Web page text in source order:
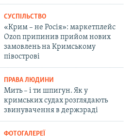
СУСПІЛЬСТВО
«Крим – не Росія»: маркетплейс
Ozon припинив прийом нових
замовлень на Кримському
півострові
ПРАВА ЛЮДИНИ
Мить – і ти шпигун. Як у
кримських судах розглядають
звинувачення в держзраді
ФОТОГАЛЕРЕЇ